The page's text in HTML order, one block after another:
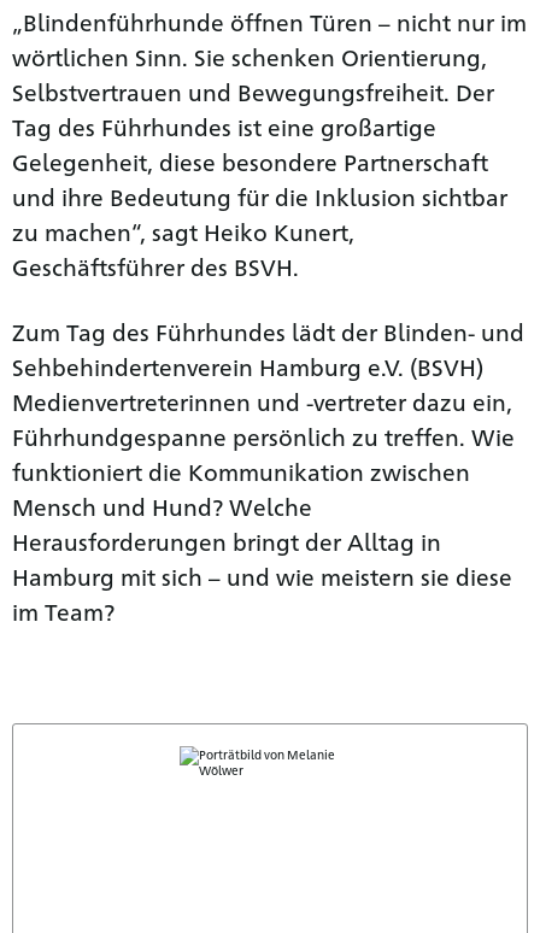
„Blindenführhunde öffnen Türen – nicht nur im
wörtlichen Sinn. Sie schenken Orientierung,
Selbstvertrauen und Bewegungsfreiheit. Der
Tag des Führhundes ist eine großartige
Gelegenheit, diese besondere Partnerschaft
und ihre Bedeutung für die Inklusion sichtbar
zu machen“, sagt Heiko Kunert,
Geschäftsführer des BSVH.
Zum Tag des Führhundes lädt der Blinden- und
Sehbehindertenverein Hamburg e.V. (BSVH)
Medienvertreterinnen und -vertreter dazu ein,
Führhundgespanne persönlich zu treffen. Wie
funktioniert die Kommunikation zwischen
Mensch und Hund? Welche
Herausforderungen bringt der Alltag in
Hamburg mit sich – und wie meistern sie diese
im Team?